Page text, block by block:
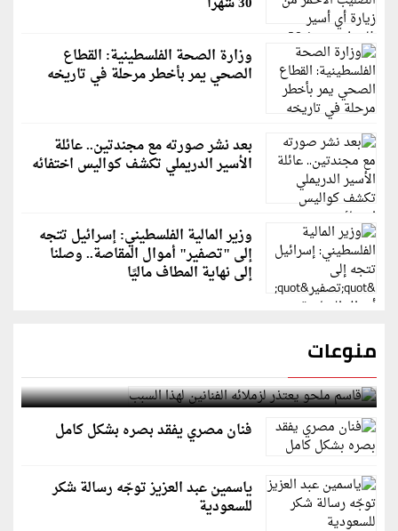
وزارة الصحة الفلسطينية: القطاع
الصحي يمر بأخطر مرحلة في تاريخه
بعد نشر صورته مع مجندتين.. عائلة
الأسير الدريملي تكشف كواليس اختفائه
وزير المالية الفلسطيني: إسرائيل تتجه
إلى "تصفير" أموال المقاصة.. وصلنا
إلى نهاية المطاف ماليًا
منوعات
قاسم ملحو يعتذر لزملائه الفنانين لهذا السبب
فنان مصري يفقد بصره بشكل كامل
ياسمين عبد العزيز توجّه رسالة شكر
للسعودية